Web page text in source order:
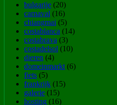
bulgarije (20)
carnaval (16)
chiangmai (5)
costablanca (14)
costabrava (3)
costadelsol (10)
dieren (4)
domeinmarkt (6)
fiets (5)
frankrijk (15)
galerie (15)
hosting (16)